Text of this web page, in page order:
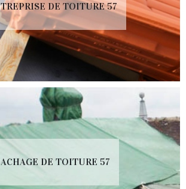
DE TOITURE 57
DE TOITURE 57